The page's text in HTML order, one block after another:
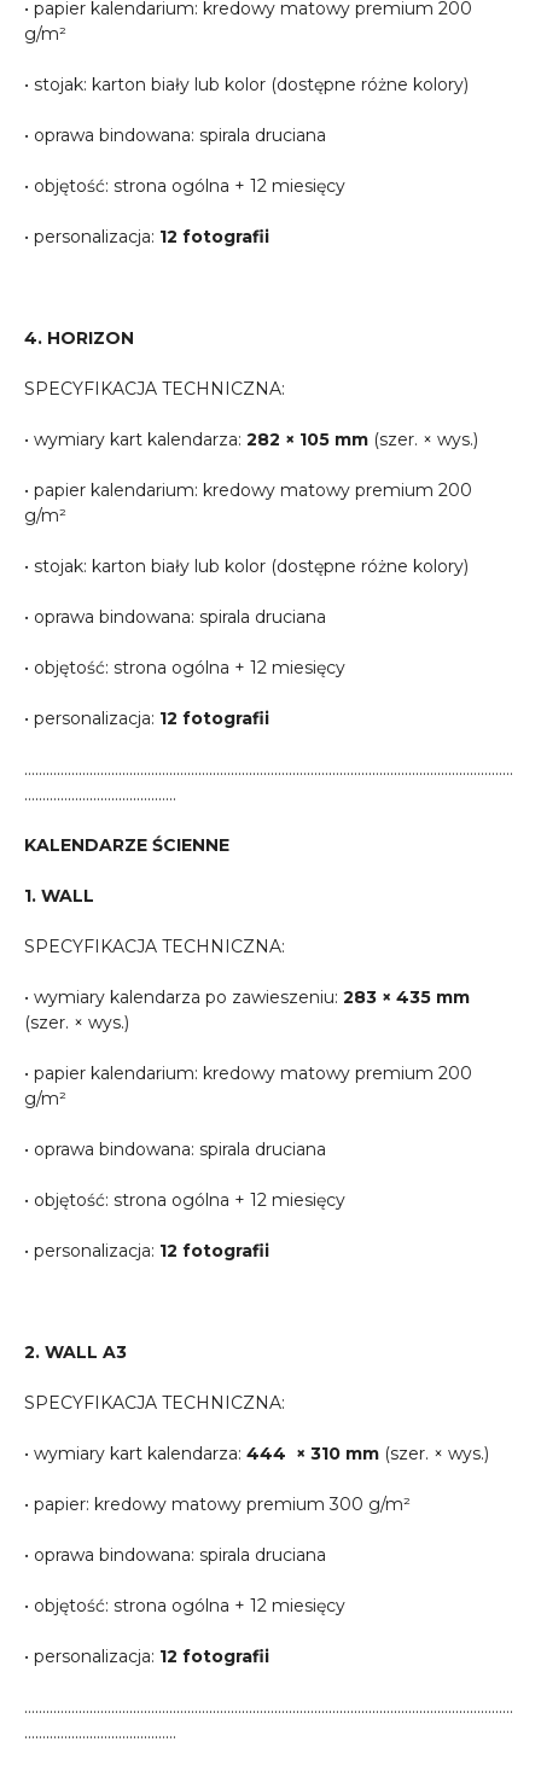
• papier kalendarium: kredowy matowy premium 200
g/m²
• stojak: karton biały lub kolor (dostępne różne kolory)
• oprawa bindowana: spirala druciana
• objętość: strona ogólna + 12 miesięcy
• personalizacja: 12 fotografii
4. HORIZON
SPECYFIKACJA TECHNICZNA:
• wymiary kart kalendarza: 282 × 105 mm (szer. × wys.)
• papier kalendarium: kredowy matowy premium 200
g/m²
• stojak: karton biały lub kolor (dostępne różne kolory)
• oprawa bindowana: spirala druciana
• objętość: strona ogólna + 12 miesięcy
• personalizacja: 12 fotografii
………………………………………………………………………………………………………………………
……………………………………
KALENDARZE ŚCIENNE
1. WALL
SPECYFIKACJA TECHNICZNA:
• wymiary kalendarza po zawieszeniu: 283 × 435 mm
(szer. × wys.)
• papier kalendarium: kredowy matowy premium 200
g/m²
• oprawa bindowana: spirala druciana
• objętość: strona ogólna + 12 miesięcy
• personalizacja: 12 fotografii
2. WALL A3
SPECYFIKACJA TECHNICZNA:
• wymiary kart kalendarza: 444 × 310 mm (szer. × wys.)
• papier: kredowy matowy premium 300 g/m²
• oprawa bindowana: spirala druciana
• objętość: strona ogólna + 12 miesięcy
• personalizacja: 12 fotografii
………………………………………………………………………………………………………………………
……………………………………